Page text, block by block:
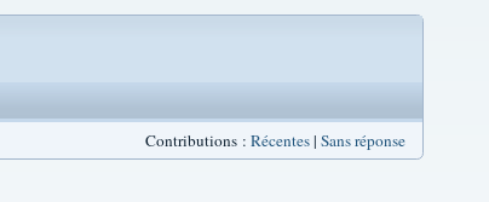
Contributions : Récentes| Sans réponse